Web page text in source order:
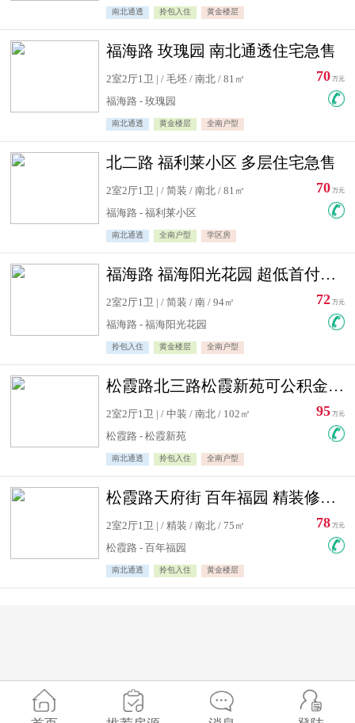
南北通透 拎包入住 黄金楼层
福海路 玫瑰园 南北通透住宅急售
2室2厅1卫 | / 毛坯 / 南北 / 81㎡
福海路 - 玫瑰园
南北通透 黄金楼层 全南户型
70 万元
北二路 福利莱小区 多层住宅急售
2室2厅1卫 | / 简装 / 南北 / 81㎡
福海路 - 福利莱小区
南北通透 全南户型 学区房
70 万元
福海路 福海阳光花园 超低首付住宅急售
2室2厅1卫 | / 简装 / 南 / 94㎡
福海路 - 福海阳光花园
拎包入住 黄金楼层 全南户型
72 万元
松霞路北三路松霞新苑可公积金贷款北小区南北通透住宅急售
2室2厅1卫 | / 中装 / 南北 / 102㎡
松霞路 - 松霞新苑
南北通透 拎包入住 全南户型
95 万元
松霞路天府街 百年福园 精装修住宅急售
2室2厅1卫 | / 精装 / 南北 / 75㎡
松霞路 - 百年福园
南北通透 拎包入住 黄金楼层
78 万元